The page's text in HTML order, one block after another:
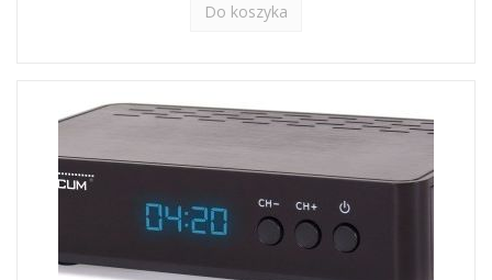
Do koszyka